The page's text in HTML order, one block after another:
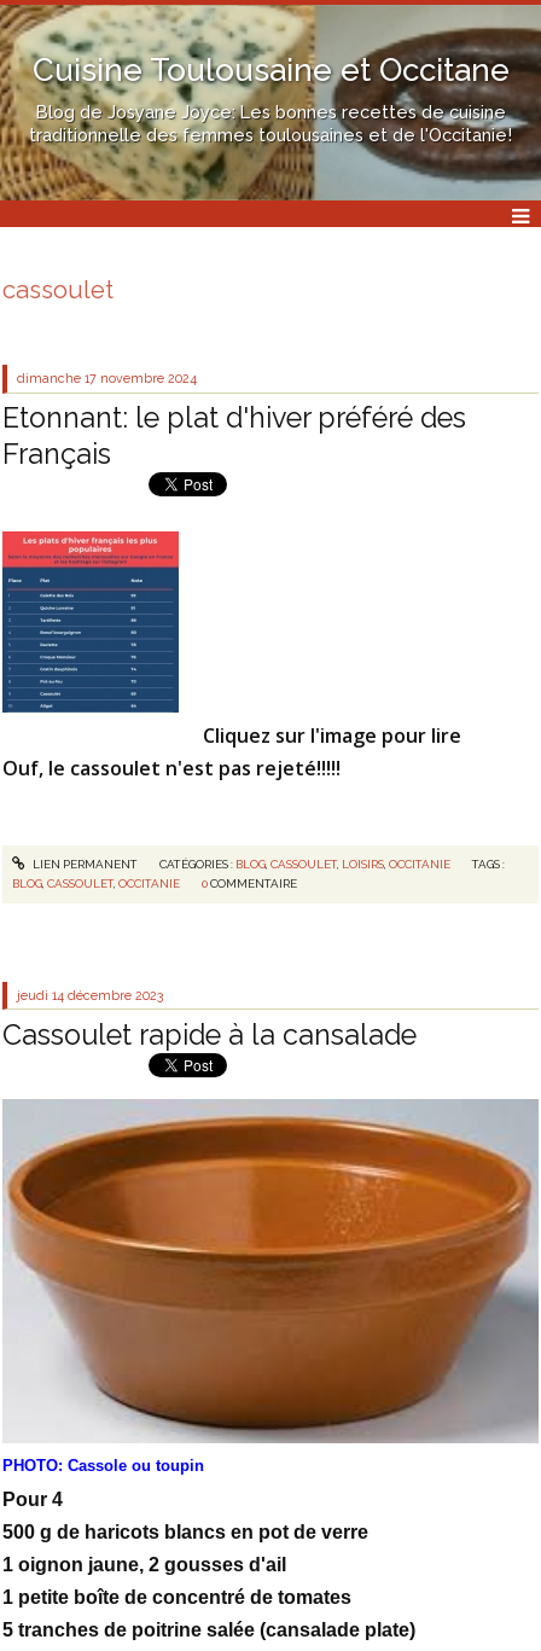
Cuisine Toulousaine et Occitane
Blog de Josyane Joyce: Les bonnes recettes de cuisine
traditionnelle des femmes toulousaines et de l'Occitanie!
cassoulet
dimanche 17 novembre 2024
Etonnant: le plat d'hiver préféré des
Français
Cliquez sur l'image pour lire
Ouf, le cassoulet n'est pas rejeté!!!!!
LIEN PERMANENT CATÉGORIES : BLOG, CASSOULET, LOISIRS, OCCITANIE
TAGS :
BLOG ,CASSOULET,OCCITANIE 0 COMMENTAIRE
jeudi 14 décembre 2023
Cassoulet rapide à la cansalade
PHOTO: Cassole ou toupin
Pour 4
500 g de haricots blancs en pot de verre
1 oignon jaune, 2 gousses d'ail
1 petite boîte de concentré de tomates
5 tranches de poitrine salée (cansalade plate)